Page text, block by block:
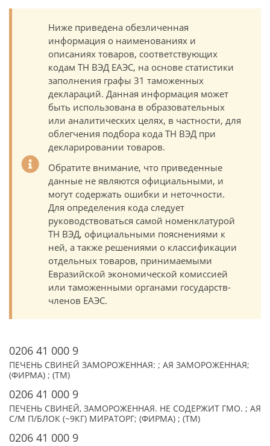
Ниже приведена обезличенная
информация о наименованиях и
описаниях товаров, соответствующих
кодам ТН ВЭД ЕАЭС, на основе статистики
заполнения графы 31 таможенных
деклараций. Данная информация может
быть использована в образовательных
или аналитических целях, в частности, для
облегчения подбора кода ТН ВЭД при
декларировании товаров.
Обратите внимание, что приведенные
данные не являются официальными, и
могут содержать ошибки и неточности.
Для определения кода следует
руководствоваться самой номенклатурой
ТН ВЭД, официальными пояснениями к
ней, а также решениями о классификации
отдельных товаров, принимаемыми
Евразийской экономической комиссией
или таможенными органами государств-
членов ЕАЭС.
0206 41 000 9
ПЕЧЕНЬ СВИНЕЙ ЗАМОРОЖЕННАЯ: ; АЯ ЗАМОРОЖЕННАЯ;
(ФИРМА) ; (TM)
0206 41 000 9
ПЕЧЕНЬ СВИНЕЙ, ЗАМОРОЖЕННАЯ. НЕ СОДЕРЖИТ ГМО. ; АЯ
С/М П/БЛОК (~9КГ) МИРАТОРГ; (ФИРМА) ; (TM)
0206 41 000 9